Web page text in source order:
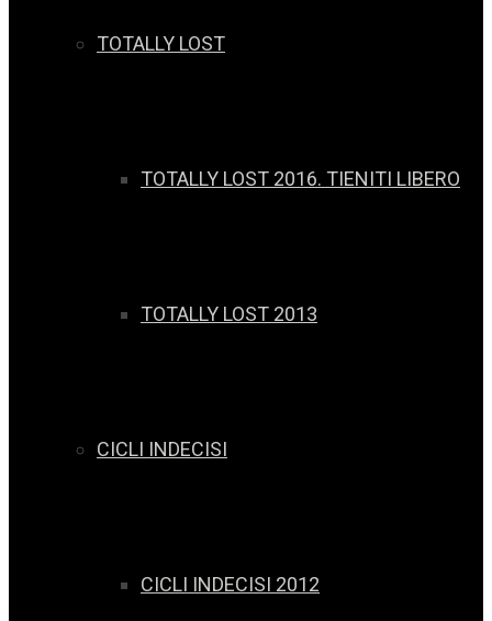
TOTALLY LOST
TOTALLY LOST 2016. TIENITI LIBERO
TOTALLY LOST 2013
CICLI INDECISI
CICLI INDECISI 2012